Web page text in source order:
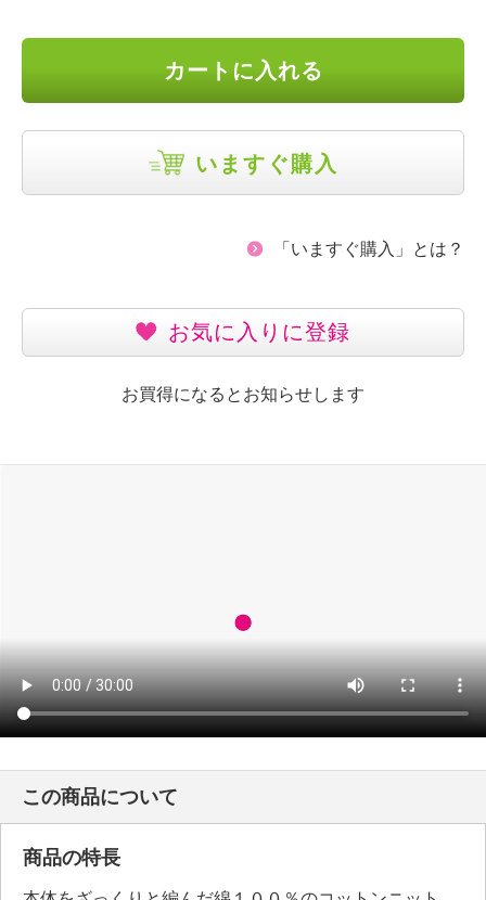
カートに入れる
いますぐ購入
「いますぐ購入」とは？
お気に入りに登録
お買得になるとお知らせします
この商品について
商品の特長